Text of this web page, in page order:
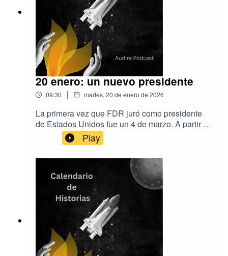
20 enero: un nuevo presidente
09:30 | martes, 20 de enero de 2026
La primera vez que FDR juró como presidente
de Estados Unidos fue un 4 de marzo. A partir de
ese día cambió al 20 de enero y así se hace
desde entonces.Hoy hablamos de
inauguraciones presidenciales
estadounidenses.Música de Aser Rodríguez y
EpidemicSoundProducción de María Luz
Rodríguez
Play